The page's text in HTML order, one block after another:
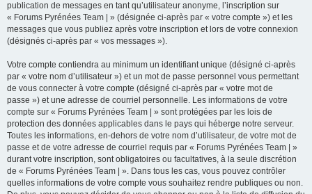
publication de messages en tant qu’utilisateur anonyme, l’inscription sur
« Forums Pyrénées Team | » (désignée ci-après par « votre compte ») et les
messages que vous publiez après votre inscription et lors de votre connexion
(désignés ci-après par « vos messages »).
Votre compte contiendra au minimum un identifiant unique (désigné ci-après
par « votre nom d’utilisateur ») et un mot de passe personnel vous permettant
de vous connecter à votre compte (désigné ci-après par « votre mot de
passe ») et une adresse de courriel personnelle. Les informations de votre
compte sur « Forums Pyrénées Team | » sont protégées par les lois de
protection des données applicables dans le pays qui héberge notre serveur.
Toutes les informations, en-dehors de votre nom d’utilisateur, de votre mot de
passe et de votre adresse de courriel requis par « Forums Pyrénées Team | »
durant votre inscription, sont obligatoires ou facultatives, à la seule discrétion
de « Forums Pyrénées Team | ». Dans tous les cas, vous pouvez contrôler
quelles informations de votre compte vous souhaitez rendre publiques ou non.